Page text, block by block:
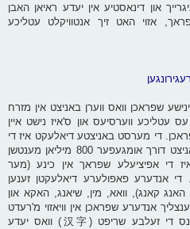
און דינאסטיע אין יעדע ראיאן האבן
אזוי האט זיך אנטוויקלט עטליכע
שפראכן וואס ווערן באניצט אין מזרח
עטליכע ווערסיעס און ס'איז נישט איין
די מערסט באניצטע דיאלעקט איז די
'מאנדארין' ווערסיע, וועלכע ווערט באניצט דורך אומגעפער 800 מיליאן מענטשן
ס'איז די אפיציעלע שפראך אין כינע (מער
די אנדערע פאפולערע דיאלעקטן זענען
האנג קאנג), וואא, מין, שיאנג, האקא און
אנדערע שפראכן אין וויאזוי מ'רעדט
איז אבער די שריפט דערפון מיינסטנס די זעלבע שריפט (汉字) וואס יעדע